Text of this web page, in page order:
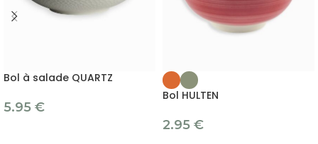
Bol à salade QUARTZ
5.95 €
Bol HULTEN
2.95 €